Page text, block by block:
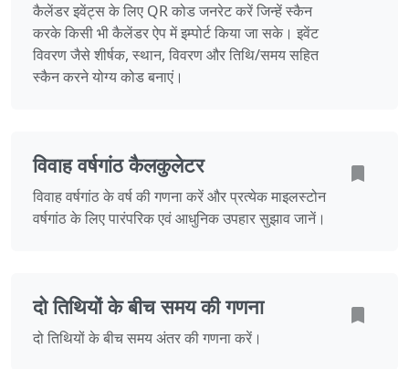
कैलेंडर इवेंट्स के लिए QR कोड जनरेट करें जिन्हें स्कैन
करके किसी भी कैलेंडर ऐप में इम्पोर्ट किया जा सके। इवेंट
विवरण जैसे शीर्षक, स्थान, विवरण और तिथि/समय सहित
स्कैन करने योग्य कोड बनाएं।
विवाह वर्षगांठ कैलकुलेटर
विवाह वर्षगांठ के वर्ष की गणना करें और प्रत्येक माइलस्टोन
वर्षगांठ के लिए पारंपरिक एवं आधुनिक उपहार सुझाव जानें।
दो तिथियों के बीच समय की गणना
दो तिथियों के बीच समय अंतर की गणना करें।